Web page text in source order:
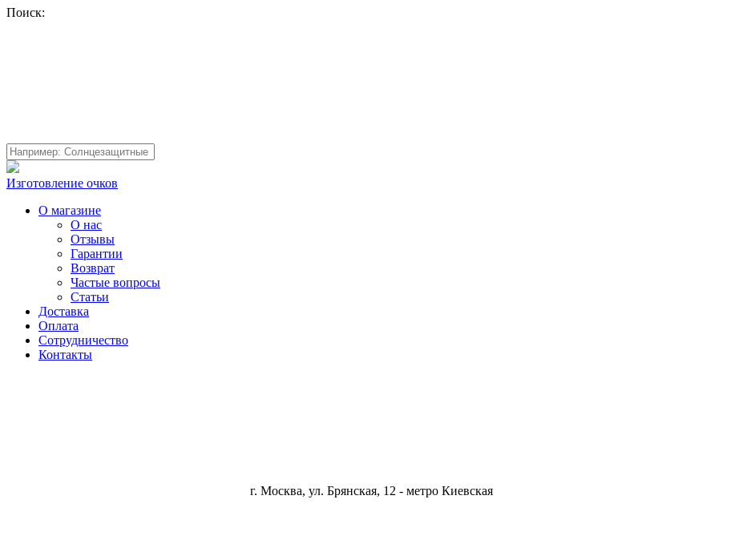
Поиск:
Изготовление очков
О магазине
О нас
Отзывы
Гарантии
Возврат
Частые вопросы
Статьи
Доставка
Оплата
Сотрудничество
Контакты
г. Москва, ул. Брянская, 12 - метро Киевская